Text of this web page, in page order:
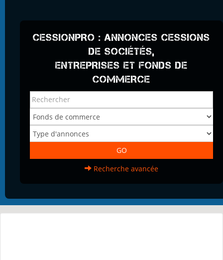
CESSIONPRO : ANNONCES CESSIONS
DE SOCIÉTÉS,
ENTREPRISES ET FONDS DE
COMMERCE
Recherche avancée